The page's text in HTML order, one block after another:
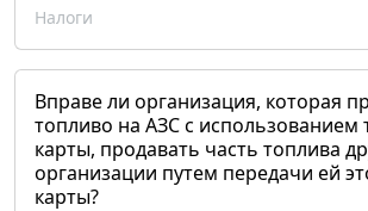
Налоги
Вправе ли организация, которая
топливо на АЗС с использованием
карты, продавать часть топлива
организации путем передачи ей
карты?